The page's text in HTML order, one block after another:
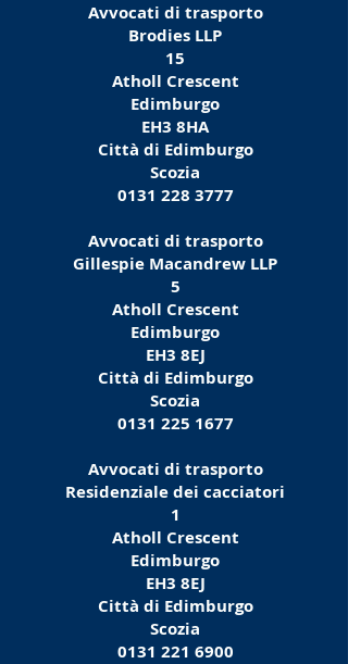
Avvocati di trasporto
Brodies LLP
15
Atholl Crescent
Edimburgo
EH3 8HA
Città di Edimburgo
Scozia
0131 228 3777
Avvocati di trasporto
Gillespie Macandrew LLP
5
Atholl Crescent
Edimburgo
EH3 8EJ
Città di Edimburgo
Scozia
0131 225 1677
Avvocati di trasporto
Residenziale dei cacciatori
1
Atholl Crescent
Edimburgo
EH3 8EJ
Città di Edimburgo
Scozia
0131 221 6900